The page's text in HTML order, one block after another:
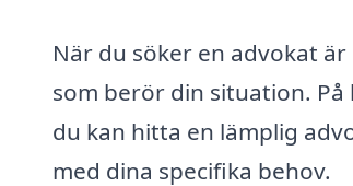
När du söker en advokat
som berör din situation.
du kan hitta en lämplig
med dina specifika behov.